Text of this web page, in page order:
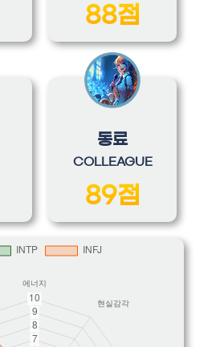
88점
동료
COLLEAGUE
89점